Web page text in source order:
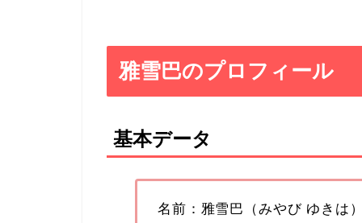
雅雪巴のプロフィール
基本データ
名前：雅雪巴（みやび ゆきは